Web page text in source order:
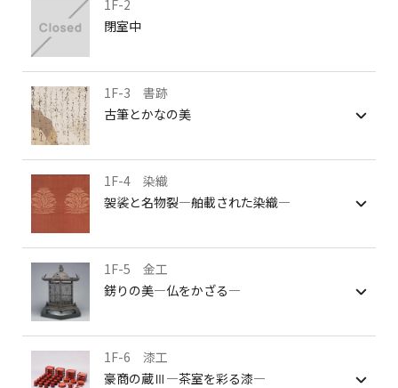
1F-2
閉室中
1F-3 書跡
古筆とかなの美
1F-4 染織
袈裟と名物裂―舶載された染織―
1F-5 金工
錺りの美―仏をかざる―
1F-6 漆工
豪商の蔵Ⅲ―茶室を彩る漆―